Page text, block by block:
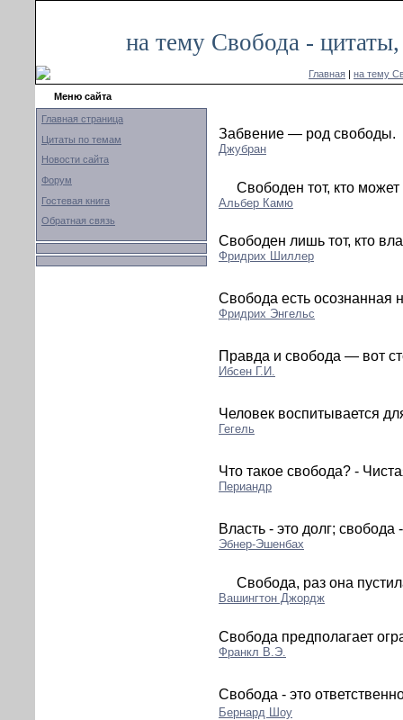
на тему Свобода -
Главная | на тему
Меню сайта
Главная страница
Цитаты по темам
Новости сайта
Форум
Гостевая книга
Обратная связь
Забвение — род свободы.
Джубран
Свободен тот, кто может
Альбер Камю
Свободен лишь тот, кто
Фридрих Шиллер
Свобода есть осознанная
Фридрих Энгельс
Правда и свобода — вот
Ибсен Г.И.
Человек воспитывается
Гегель
Что такое свобода? -
Периандр
Власть - это долг; свобода
Эбнер-Эшенбах
Свобода, раз она
Вашингтон Джордж
Свобода предполагает
Франкл В.Э.
Свобода - это
Бернард Шоу